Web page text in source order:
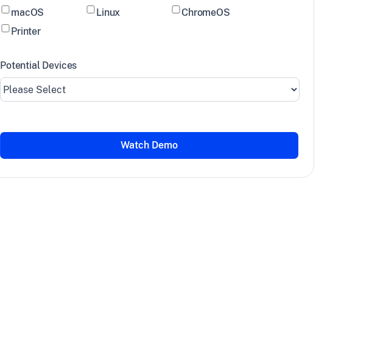
macOS
Linux
ChromeOS
Printer
Potential Devices